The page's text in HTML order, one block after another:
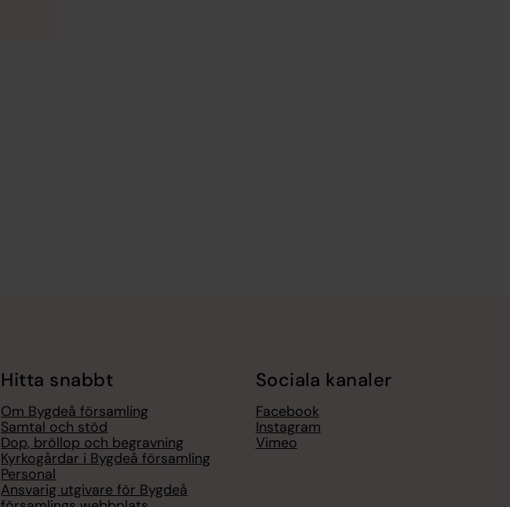
Hitta snabbt
Om Bygdeå församling
Samtal och stöd
Dop, bröllop och begravning
Kyrkogårdar i Bygdeå församling
Personal
Ansvarig utgivare för Bygdeå
Sociala kanaler
Facebook
Instagram
Vimeo